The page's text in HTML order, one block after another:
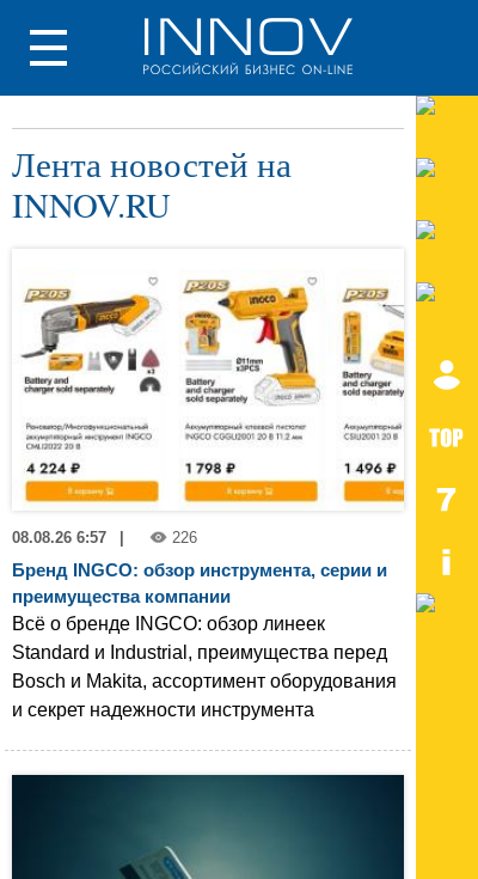
Лента новостей на
INNOV.RU
08.08.26 6:57 226
Бренд INGCO: обзор инструмента, серии и
преимущества компании
Всё о бренде INGCO: обзор линеек
Standard и Industrial, преимущества перед
Bosch и Makita, ассортимент оборудования
и секрет надежности инструмента